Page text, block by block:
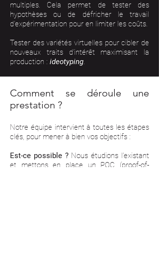
multiples. Cela permet de tester des
hypothèses ou de défricher le travail
d’expérimentation pour en limiter les coûts.
Tester des variétés virtuelles pour cibler de
nouveaux traits d’intérêt maximisant la
production : ideotyping.
Comment se déroule une
prestation ?
Notre équipe intervient à toutes les étapes
clés, pour mener à bien vos objectifs :
Est-ce possible ?Nous étudions l’existant
et mettons en place un POC (proof-of-